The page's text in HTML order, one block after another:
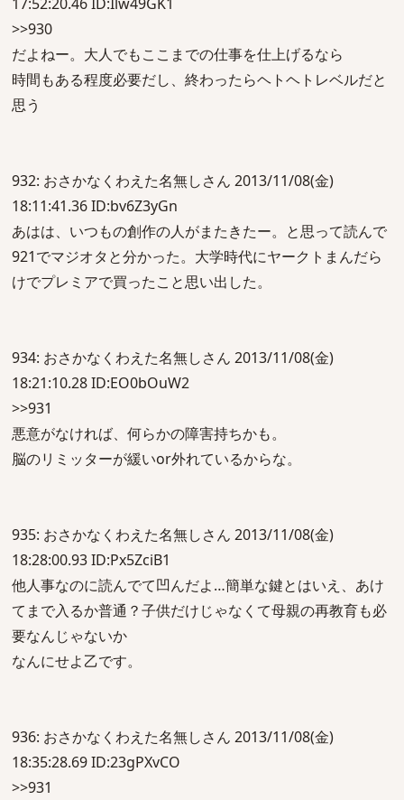
>>930
だよねー。大人でもここまでの仕事を仕上げるなら
時間もある程度必要だし、終わったらヘトヘトレベルだと
思う
932: おさかなくわえた名無しさん 2013/11/08(金)
18:11:41.36 ID:bv6Z3yGn
あはは、いつもの創作の人がまたきたー。と思って読んで
921でマジオタと分かった。大学時代にヤークトまんだら
けでプレミアで買ったこと思い出した。
934: おさかなくわえた名無しさん 2013/11/08(金)
18:21:10.28 ID:EO0bOuW2
>>931
悪意がなければ、何らかの障害持ちかも。
脳のリミッターが緩いor外れているからな。
935: おさかなくわえた名無しさん 2013/11/08(金)
18:28:00.93 ID:Px5ZciB1
他人事なのに読んでて凹んだよ…簡単な鍵とはいえ、あけ
てまで入るか普通？子供だけじゃなくて母親の再教育も必
要なんじゃないか
なんにせよ乙です。
936: おさかなくわえた名無しさん 2013/11/08(金)
18:35:28.69 ID:23gPXvCO
>>931